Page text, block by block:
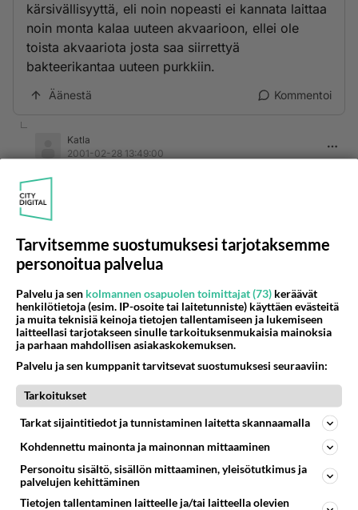
kärsivällisyyttä, eli noin nopeasti ei kannata laittaa
noin monta kalaa uuteen akvaarioon, ellei ole
toista akvaariota josta saa siirrettyä
bakteerikantaa uuteen purkkiin.
Äänestä Kommentoi
Katla
2001-02-28 13:49:00
Niin, yhdyn edellämainittuihin, mutta oletko
myöskin varmistanut sen, etteivät miekkasi ja
mollisi tarvitse
MURTOVETTÄ!! Monet kannat ovat sopeutuneet
makeaan veteen, mutta silti kaupan on kaloja,
jotka on kasvatettu murtovedessä ja tarvitsevat
suolanlisäyksen....
Äänestä Kommentoi
Kommentoi aloitusta...
Ketjusta on poistettu0sääntöjenvastaista viestiä.
Takaisin ylös
Tarvitsemme suostumuksesi tarjotaksemme
personoitua palvelua
Palvelu ja sen kolmannen osapuolen toimittajat (73) keräävät
henkilötietoja (esim. IP-osoite tai laitetunniste) käyttäen evästeitä
ja muita teknisiä keinoja tietojen tallentamiseen ja lukemiseen
laitteellasi tarjotakseen sinulle tarkoituksenmukaisia mainoksia
ja parhaan mahdollisen asiakaskokemuksen.
Palvelu ja sen kumppanit tarvitsevat suostumuksesi seuraaviin:
Tarkoitukset
Tarkat sijaintitiedot ja tunnistaminen laitetta skannaamalla
Kohdennettu mainonta ja mainonnan mittaaminen
Personoitu sisältö, sisällön mittaaminen, yleisötutkimus ja
palvelujen kehittäminen
Tietojen tallentaminen laitteelle ja/tai laitteella olevien